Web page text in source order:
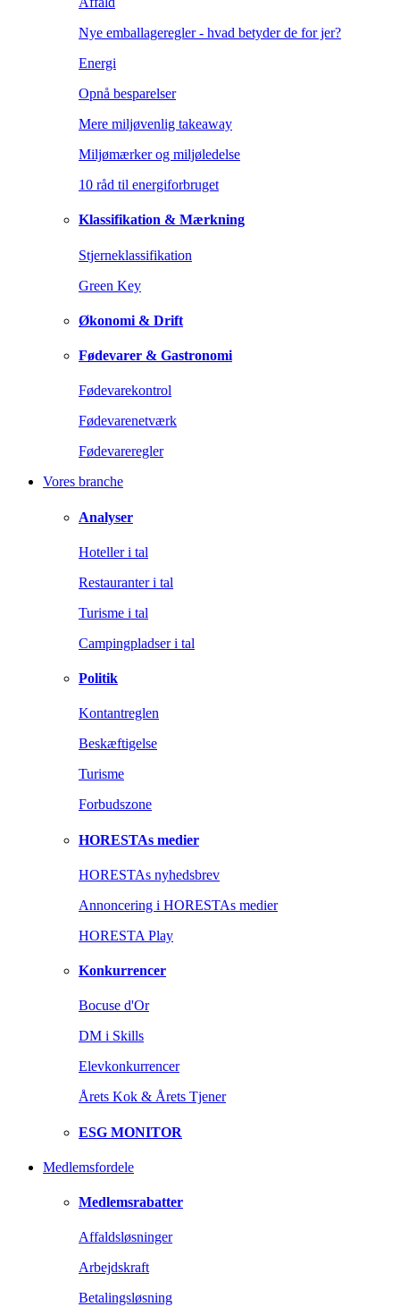
Nye emballageregler - hvad betyder de for jer?
Energi
Opnå besparelser
Mere miljøvenlig takeaway
Miljømærker og miljøledelse
10 råd til energiforbruget
Klassifikation & Mærkning
Stjerneklassifikation
Green Key
Økonomi & Drift
Fødevarer & Gastronomi
Fødevarekontrol
Fødevarenetværk
Fødevareregler
Vores branche
Analyser
Hoteller i tal
Restauranter i tal
Turisme i tal
Campingpladser i tal
Politik
Kontantreglen
Beskæftigelse
Turisme
Forbudszone
HORESTAs medier
HORESTAs nyhedsbrev
Annoncering i HORESTAs medier
HORESTA Play
Konkurrencer
Bocuse d'Or
DM i Skills
Elevkonkurrencer
Årets Kok & Årets Tjener
ESG MONITOR
Medlemsfordele
Medlemsrabatter
Affaldsløsninger
Arbejdskraft
Betalingsløsning